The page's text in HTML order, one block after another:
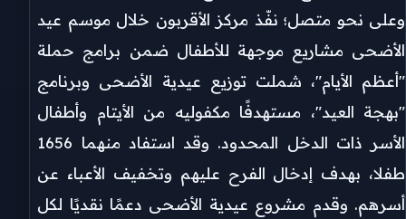
وعلى نحو متصل؛ نفّذ مركز الأقربون خلال موسم عيد
الأضحى مشاريع موجهة للأطفال ضمن برامج حملة
"أعظم الأيام"، شملت توزيع عيدية الأضحى وبرنامج
"بهجة العيد"، مستهدفًا مكفوليه من الأيتام وأطفال
الأسر ذات الدخل المحدود. وقد استفاد منهما 1656
طفلا، بهدف إدخال الفرح عليهم وتخفيف الأعباء عن
أسرهم. وقدم مشروع عيدية الأضحى دعمًا نقديًا لكل